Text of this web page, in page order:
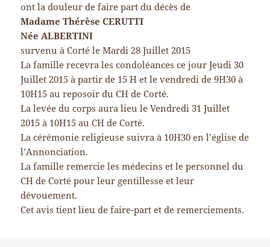
ont la douleur de faire part du décès de
Madame Thérèse CERUTTI
Née ALBERTINI
survenu à Corté le Mardi 28 Juillet 2015
La famille recevra les condoléances ce jour Jeudi 30
Juillet 2015 à partir de 15 H et le vendredi de 9H30 à
10H15 au reposoir du CH de Corté.
La levée du corps aura lieu le Vendredi 31 Juillet
2015 à 10H15 au CH de Corté.
La cérémonie religieuse suivra à 10H30 en l’église de
l’Annonciation.
La famille remercie les médecins et le personnel du
CH de Corté pour leur gentillesse et leur
dévouement.
Cet avis tient lieu de faire-part et de remerciements.